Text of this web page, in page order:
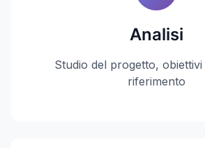
Analisi
Studio del progetto, obiettivi
riferimento